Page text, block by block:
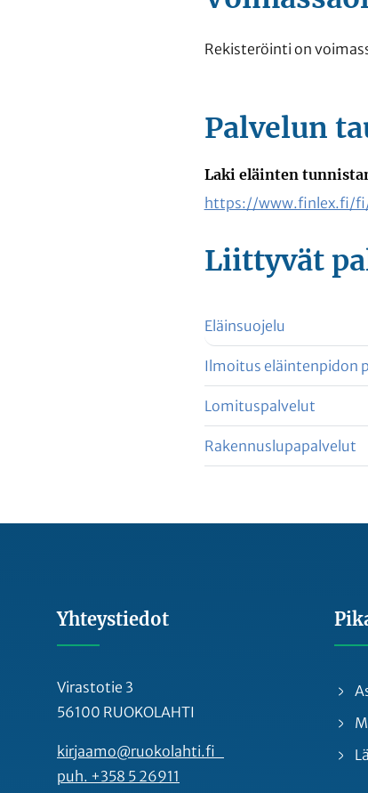
Rekisteröinti on
Palvelun
Laki eläinten
https://www.finlex.fi/
Liittyvät
Eläinsuojelu
Ilmoitus eläintenpidon
Lomituspalvelut
Rakennuslupapalvelut
Yhteystiedot
Virastotie 3
56100 RUOKOLAHTI
kirjaamo@ruokolahti.fi
puh. +358 5 26911